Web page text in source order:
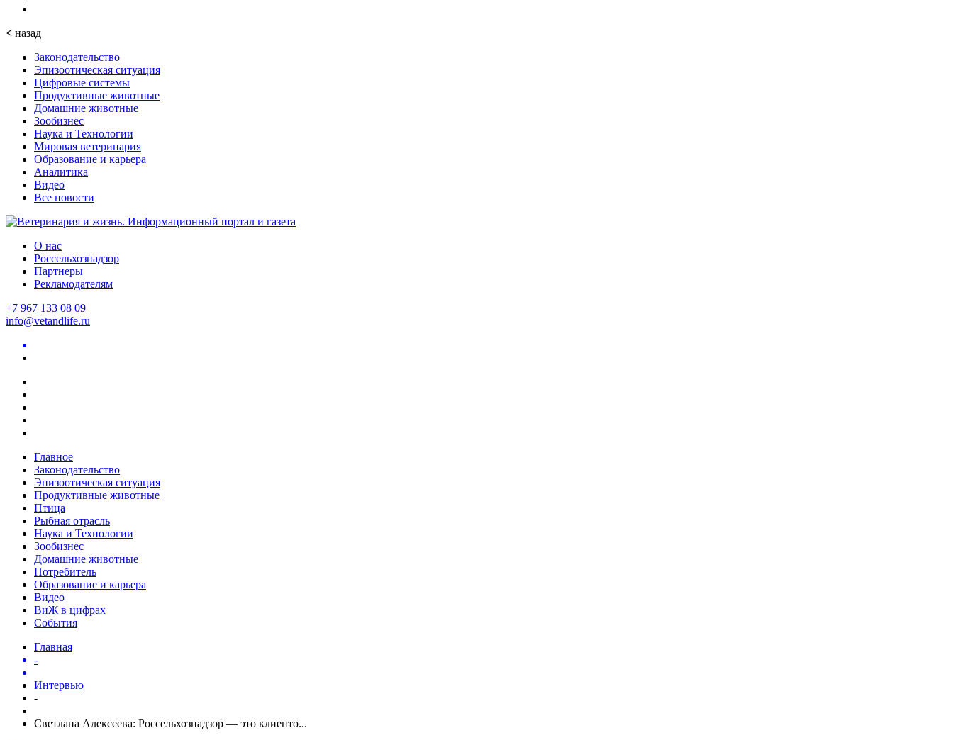
< назад
Законодательство
Эпизоотическая ситуация
Цифровые системы
Продуктивные животные
Домашние животные
Зообизнес
Наука и Технологии
Мировая ветеринария
Образование и карьера
Аналитика
Видео
Все новости
О нас
Россельхознадзор
Партнеры
Рекламодателям
+7 967 133 08 09
info@vetandlife.ru
Главное
Законодательство
Эпизоотическая ситуация
Продуктивные животные
Птица
Рыбная отрасль
Наука и Технологии
Зообизнес
Домашние животные
Потребитель
Образование и карьера
Видео
ВиЖ в цифрах
События
Главная
-
Интервью
-
Светлана Алексеева: Россельхознадзор — это клиенто...